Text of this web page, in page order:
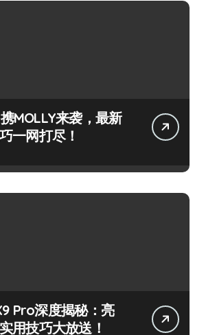
MOLLY来袭，最新
一网打尽！
Pro深度揭秘：亮
用技巧大放送！